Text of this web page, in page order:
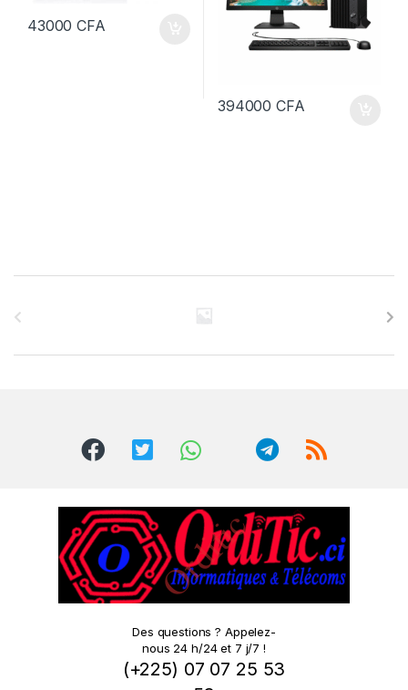
43000CFA
394000CFA
Des questions ? Appelez-
nous 24 h/24 et 7 j/7 !
(+225) 07 07 25 53